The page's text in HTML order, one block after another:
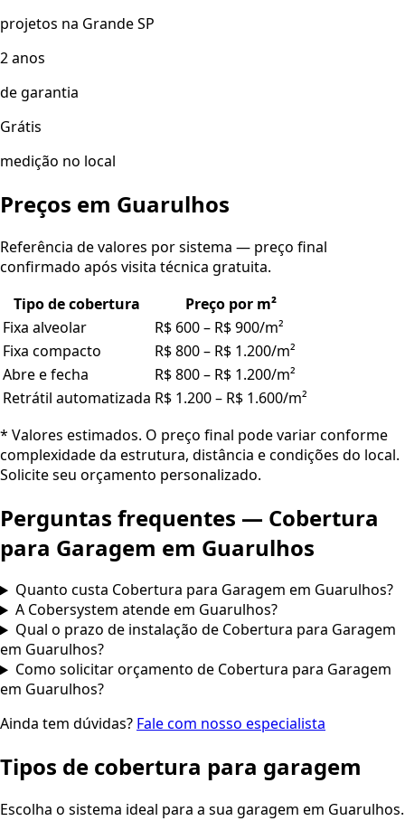
projetos na Grande SP
2 anos
de garantia
Grátis
medição no local
Preços em Guarulhos
Referência de valores por sistema — preço final
confirmado após visita técnica gratuita.
Tipo de cobertura
Preço por m²
Fixa alveolar
R$ 600 – R$ 900/m²
Fixa compacto
R$ 800 – R$ 1.200/m²
Abre e fecha
R$ 800 – R$ 1.200/m²
Retrátil automatizada R$ 1.200 – R$ 1.600/m²
* Valores estimados. O preço final pode variar conforme
complexidade da estrutura, distância e condições do local.
Solicite seu orçamento personalizado.
Perguntas frequentes — Cobertura
para Garagem em Guarulhos
Quanto custa Cobertura para Garagem em Guarulhos?
A Cobersystem atende em Guarulhos?
Qual o prazo de instalação de Cobertura para Garagem
em Guarulhos?
Como solicitar orçamento de Cobertura para Garagem
em Guarulhos?
Ainda tem dúvidas? Fale com nosso especialista
Tipos de cobertura para garagem
Escolha o sistema ideal para a sua garagem em Guarulhos.